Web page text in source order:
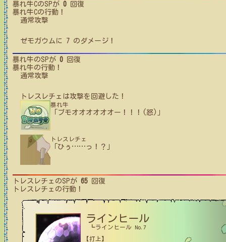
暴れ牛CのSPが 0 回復
暴れ牛Cの行動！
通常攻撃
ゼモガウム に 7 のダメージ！
暴れ牛のSPが 0 回復
暴れ牛の行動！
通常攻撃
トレスレチェ は攻撃を回避した！
暴れ牛
「ブモオオオオオオー！！！(怒)」
トレスレチェ
「ひぅ …… っ！？」
トレスレチェ のSPが 65 回復
トレスレチェ の行動！
ラインヒール
┗ラインヒール No.7
【打上】